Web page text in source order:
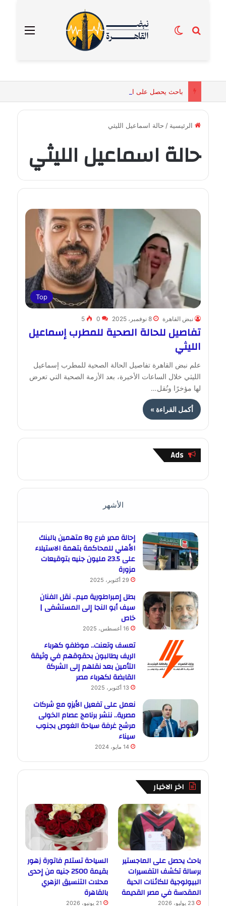
القائمة بحث عنالوضع المظلم
الرئيسية / حالة اسماعيل الليثي
حالة اسماعيل الليثي
Top
نبض القاهرة 8 نوفمبر، 2025 0
5
تفاصيل للحالة الصحية للمطرب إسماعيل
الليثي
علم نبض القاهرة تفاصيل الحالة الصحية للمطرب إسماعيل
الليثي خلال الساعات الأخيرة، بعد الأزمة الصحية التي تعرض
لها مؤخرًا ونُقل…
أكمل القراءة »
Ads
الأشهر
إحالة مدير فرع و8 متهمين بالبنك
الأهلي للمحاكمة بتهمة الاستيلاء
على 23.5 مليون جنيه بتوقيعات
مزورة
29 أكتوبر، 2025
بطل إمبراطورية ميم.. نقل الفنان
سيف أبو النجا إلى المستشفى |
خاص
16 أغسطس، 2025
تعسف وتعنت.. موظفو كهرباء
الريف يطالبون بحقوقهم في وثيقة
التأمين بعد نقلهم إلى الشركة
القابضة لكهرباء مصر
13 أكتوبر، 2025
نعمل على تفعيل الأيزو مع شركات
مصرية.. ننشر برنامج عصام الخولى
مرشح غرفة سياحة الغوص بجنوب
سيناء
14 مايو، 2024
اخر الاخبار
باحث يحصل على الماجستير
برسالة تكشف التفسيرات
البيولوجية للكائنات الحية
المقدسة في مصر القديمة
23 يوليو، 2026
السياحة تستلم فاتورة زهور
بقيمة 2500 جنيه من إحدى
محلات التنسيق الزهري
بالقاهرة
21 يونيو، 2026